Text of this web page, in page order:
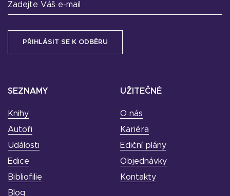
SEZNAMY
Knihy
Autoři
Události
Edice
Bibliofilie
Blog
UŽITEČNÉ
O nás
Kariéra
Ediční plány
Objednávky
Kontakty
Zadejte Váš e-mail